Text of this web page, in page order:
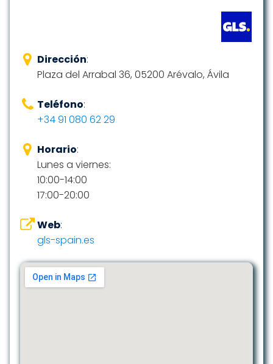
Dirección:
Plaza del Arrabal 36, 05200 Arévalo, Ávila
Teléfono:
+34 91 080 62 29
Horario:
Lunes a viernes:
10:00-14:00
17:00-20:00
Web:
gls-spain.es